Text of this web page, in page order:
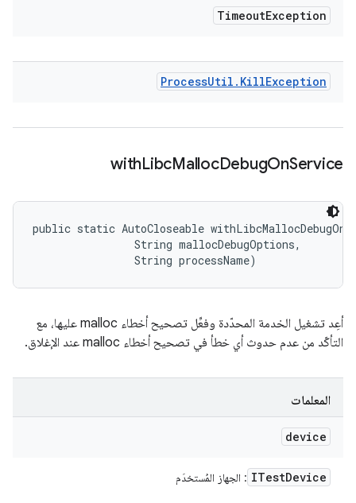
TimeoutException
ProcessUtil . KillException
withLibcMallocDebugOnService
public static AutoCloseable
                String mallocDebugOptions,
                String processName)
أعِد تشغيل الخدمة المحدّدة وفعِّل تصحيح أخطاء malloc عليها، مع
التأكّد من عدم حدوث أي خطأ في تصحيح أخطاء malloc عند الإغلاق.
المعلمات
device
ITestDevice : الجهاز المُستخدَم